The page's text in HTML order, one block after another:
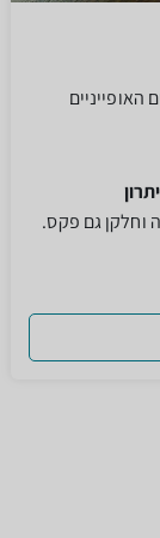
וחלקן גם פקס.